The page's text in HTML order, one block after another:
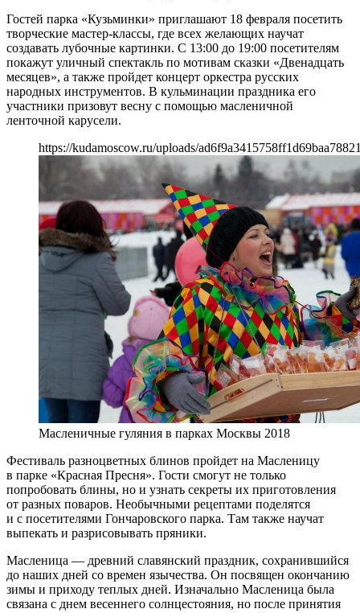
Гостей парка «Кузьминки» приглашают 18 февраля посетить
творческие мастер-классы, где всех желающих научат
создавать лубочные картинки. С 13:00 до 19:00 посетителям
покажут уличный спектакль по мотивам сказки «Двенадцать
месяцев», а также пройдет концерт оркестра русских
народных инструментов. В кульминации праздника его
участники призовут весну с помощью масленичной
ленточной карусели.
https://kudamoscow.ru/uploads/
Масленичные гуляния в парках Москвы 2018
Фестиваль разноцветных блинов пройдет на Масленицу
в парке «Красная Пресня». Гости смогут не только
попробовать блины, но и узнать секреты их приготовления
от разных поваров. Необычными рецептами поделятся
и с посетителями Гончаровского парка. Там также научат
выпекать и разрисовывать пряники.
Масленица — древний славянский праздник, сохранившийся
до наших дней со времен язычества. Он посвящен окончанию
зимы и приходу теплых дней. Изначально Масленица была
связана с днем весеннего солнцестояния, но после принятия